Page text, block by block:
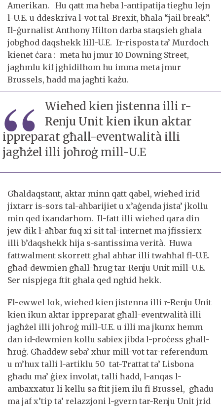
Amerikan. Hu qatt ma ħeba l-antipatija tiegħu lejn
l-U.E. u ddeskriva l-vot tal-Brexit, bħala “jail break”.
Il-ġurnalist Anthony Hilton darba staqsieh għala
jobgħod daqshekk lill-U.E. Ir-risposta ta’ Murdoch
kienet ċara : meta hu jmur 10 Downing Street,
jagħmlu kif jgħidilhom hu imma meta jmur
Brussels, ħadd ma jagħti każu.
Wieħed kien jistenna illi r-
Renju Unit kien ikun aktar
ippreparat għall-eventwalità illi
jagħżel illi joħroġ mill-U.E
Għaldaqstant, aktar minn qatt qabel, wieħed irid
jixtarr is-sors tal-aħbarijiet u x’aġenda jista’ jkollu
min qed ixandarhom. Il-fatt illi wieħed qara din
jew dik l-aħbar fuq xi sit tal-internet ma jfissierx
illi b’daqshekk hija s-santissima verità. Huwa
fattwalment skorrett ghal ahhar illi twaħħal fl-U.E.
għad-dewmien għall-ħrug tar-Renju Unit mill-U.E.
Ser nispjega ftit ghala qed nghid hekk.
Fl-ewwel lok, wieħed kien jistenna illi r-Renju Unit
kien ikun aktar ippreparat għall-eventwalità illi
jagħżel illi joħroġ mill-U.E. u illi ma jkunx hemm
dan id-dewmien kollu sabiex jibda l-proċess għall-
ħruġ. Għaddew seba’ xhur mill-vot tar-referendum
u m’hux talli l-artiklu 50 tat-Trattat ta’ Lisbona
għadu ma’ ġiex involat, talli ħadd, l-anqas l-
ambaxxatur li kellu sa ftit jiem ilu fi Brussel, għadu
ma jaf x’tip ta’ relazzjoni l-gvern tar-Renju Unit jrid